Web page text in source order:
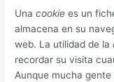
Unacookie es un
almacena en su
web. La utilidad de la
recordar su visita
Aunque mucha